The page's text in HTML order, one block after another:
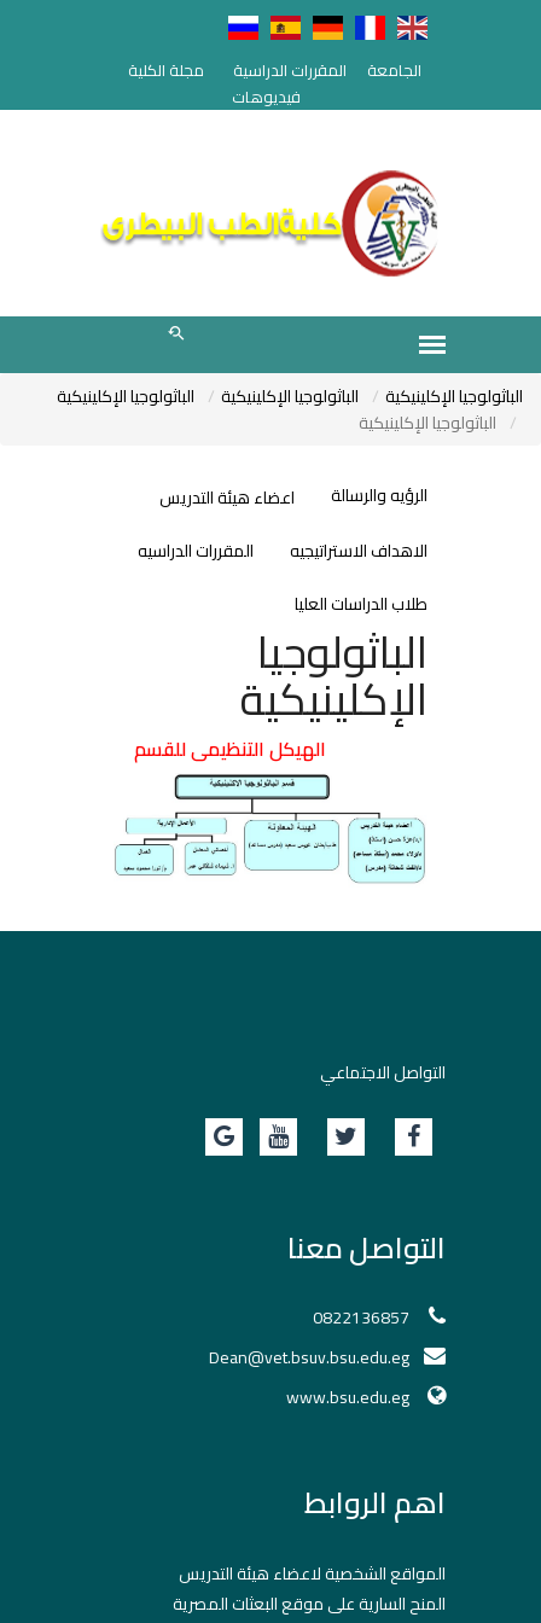
الجامعة المقررات الدراسية
مجلة الكلية
فيديوهات
الباثولوجيا الإكلينيكية الباثولوجيا الإكلينيكية
الباثولوجيا الإكلينيكية
الباثولوجيا الإكلينيكية
الرؤيه والرسالة
اعضاء هيئة التدريس
الاهداف الاستراتيجيه
المقررات الدراسيه
طلاب الدراسات العليا
الباثولوجيا
الإكلينيكية
الهيكل التنظيمى للقسم
التواصل الاجتماعي
التواصل معنا
0822136857
Dean@vet.bsuv.bsu.edu.eg
www.bsu.edu.eg
اهم الروابط
المواقع الشخصية لاعضاء هيئة التدريس
المنح السارية على موقع البعثات المصرية